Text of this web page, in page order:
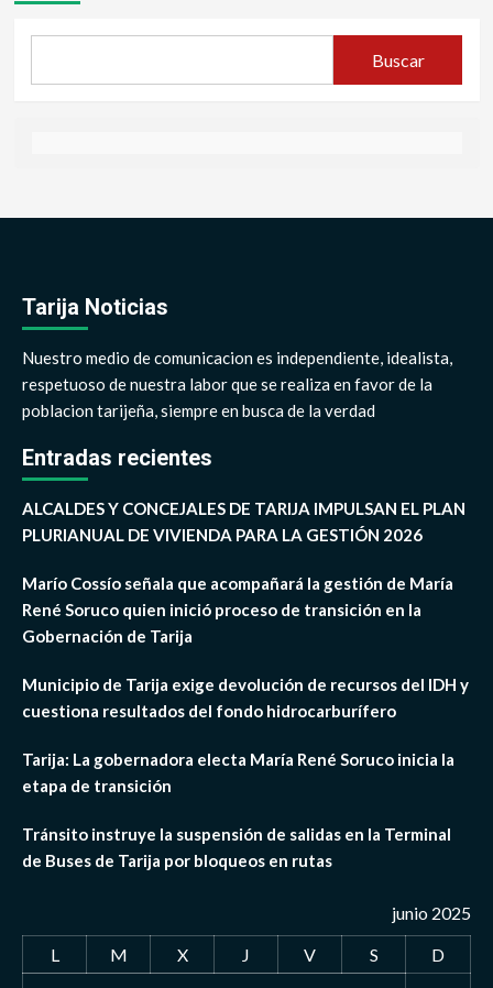
Buscar
Tarija Noticias
Nuestro medio de comunicacion es independiente, idealista,
respetuoso de nuestra labor que se realiza en favor de la
poblacion tarijeña, siempre en busca de la verdad
Entradas recientes
ALCALDES Y CONCEJALES DE TARIJA IMPULSAN EL PLAN
PLURIANUAL DE VIVIENDA PARA LA GESTIÓN 2026
Marío Cossío señala que acompañará la gestión de María
René Soruco quien inició proceso de transición en la
Gobernación de Tarija
Municipio de Tarija exige devolución de recursos del IDH y
cuestiona resultados del fondo hidrocarburífero
Tarija: La gobernadora electa María René Soruco inicia la
etapa de transición
Tránsito instruye la suspensión de salidas en la Terminal
de Buses de Tarija por bloqueos en rutas
junio 2025
L
M X J V S
D